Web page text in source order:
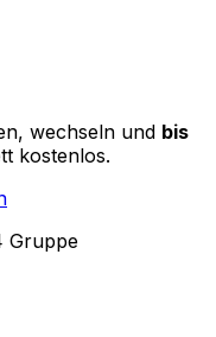
wechseln und bis
kostenlos.
Gruppe